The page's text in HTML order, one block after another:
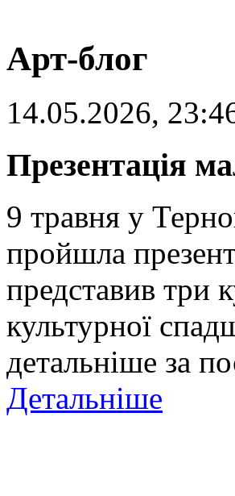
Арт-блог
14.05.2026,
Презентація
9 травня у
пройшла
представив три
культурної
детальніше за
Детальніше